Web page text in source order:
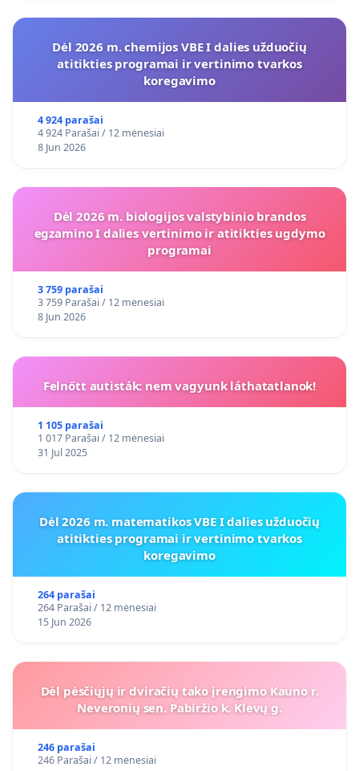
Dėl 2026 m. chemijos VBE I dalies užduočių
atitikties programai ir vertinimo tvarkos
koregavimo
4 924 parašai
4 924 Parašai / 12 mėnesiai
8 Jun 2026
Dėl 2026 m. biologijos valstybinio brandos
egzamino I dalies vertinimo ir atitikties ugdymo
programai
3 759 parašai
3 759 Parašai / 12 mėnesiai
8 Jun 2026
Felnőtt autisták: nem vagyunk láthatatlanok!
1 105 parašai
1 017 Parašai / 12 mėnesiai
31 Jul 2025
Dėl 2026 m. matematikos VBE I dalies užduočių
atitikties programai ir vertinimo tvarkos
koregavimo
264 parašai
264 Parašai / 12 mėnesiai
15 Jun 2026
Dėl pėsčiųjų ir dviračių tako įrengimo Kauno r.
Neveronių sen. Pabiržio k. Klevų g.
246 parašai
246 Parašai / 12 mėnesiai